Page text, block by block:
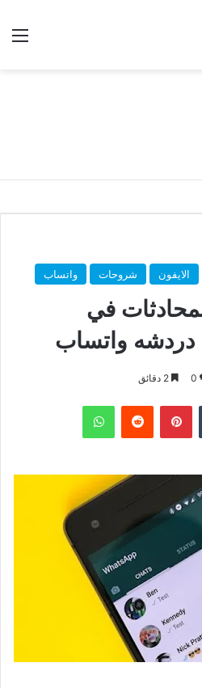
الايفون شروحات واتساب
في
دردشه واتساب
0
بينتيريست واتساب